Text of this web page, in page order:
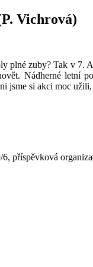
Vichrová)
plné zuby? Tak v 7.
Nádherné letní
jsme si akci moc
příspěvková